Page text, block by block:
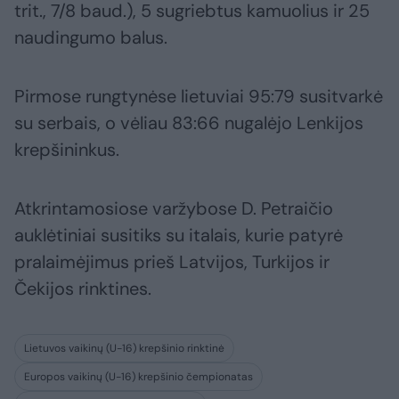
trit., 7/8 baud.), 5 sugriebtus kamuolius ir 25
naudingumo balus.
Pirmose rungtynėse lietuviai 95:79 susitvarkė
su serbais, o vėliau 83:66 nugalėjo Lenkijos
krepšininkus.
Atkrintamosiose varžybose D. Petraičio
auklėtiniai susitiks su italais, kurie patyrė
pralaimėjimus prieš Latvijos, Turkijos ir
Čekijos rinktines.
Lietuvos vaikinų (U-16) krepšinio rinktinė
Europos vaikinų (U-16) krepšinio čempionatas